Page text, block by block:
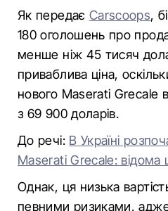
Як передає Carscoops,
180 оголошень про
менше ніж 45 тисяч
приваблива ціна,
нового Maserati Grecale
з 69 900 доларів.
До речі: В Україні
Maserati Grecale: відома
Однак, ця низька
певними ризиками,